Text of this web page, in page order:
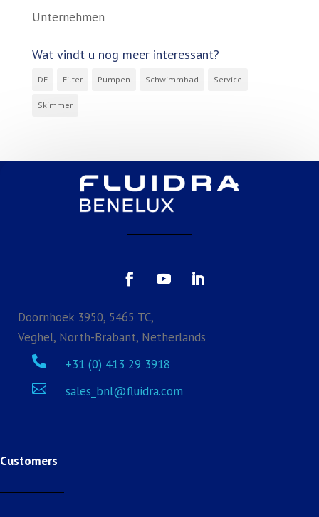
Unternehmen
Wat vindt u nog meer interessant?
DE Filter Pumpen Schwimmbad Service
Skimmer
Doornhoek 3950, 5465 TC,
Veghel, North-Brabant, Netherlands
 +31 (0) 413 29 3918
 sales_bnl@fluidra.com
Customers